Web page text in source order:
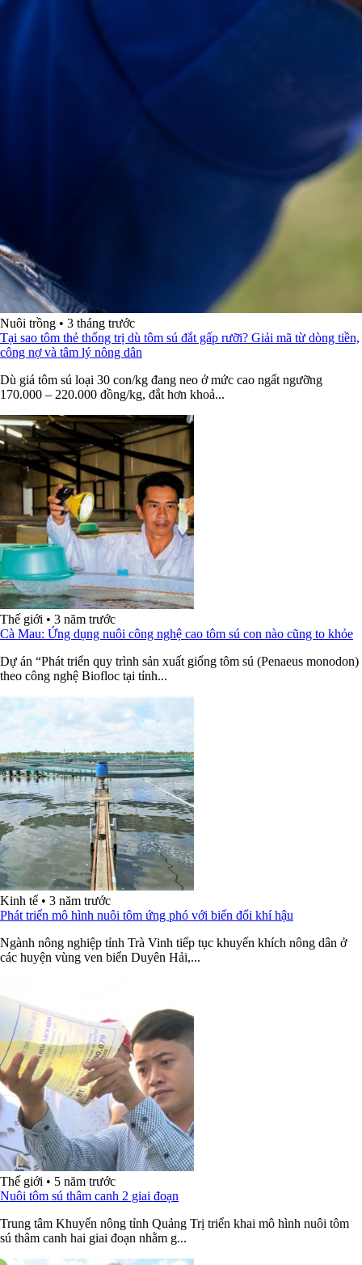
Nuôi trồng • 3 tháng trước
Tại sao tôm thẻ thống trị dù tôm sú đắt gấp rưỡi? Giải mã từ dòng tiền,
công nợ và tâm lý nông dân
Dù giá tôm sú loại 30 con/kg đang neo ở mức cao ngất ngưỡng
170.000 – 220.000 đồng/kg, đắt hơn khoả...
Thế giới • 3 năm trước
Cà Mau: Ứng dụng nuôi công nghệ cao tôm sú con nào cũng to khỏe
Dự án “Phát triển quy trình sản xuất giống tôm sú (Penaeus monodon)
theo công nghệ Biofloc tại tỉnh...
Kinh tế • 3 năm trước
Phát triển mô hình nuôi tôm ứng phó với biến đổi khí hậu
Ngành nông nghiệp tỉnh Trà Vinh tiếp tục khuyến khích nông dân ở
các huyện vùng ven biển Duyên Hải,...
Thế giới • 5 năm trước
Nuôi tôm sú thâm canh 2 giai đoạn
Trung tâm Khuyến nông tỉnh Quảng Trị triển khai mô hình nuôi tôm
sú thâm canh hai giai đoạn nhằm g...